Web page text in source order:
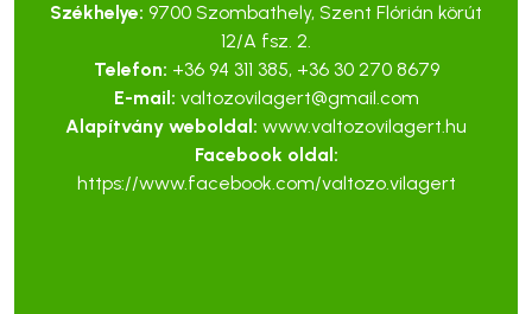
Székhelye: 9700 Szombathely, Szent Flórián körút
12/A fsz. 2.
Telefon: +36 94 311 385, +36 30 270 8679
E-mail: valtozovilagert@gmail.com
Alapítvány weboldal: www.valtozovilagert.hu
Facebook oldal:
https://www.facebook.com/valtozo.vilagert